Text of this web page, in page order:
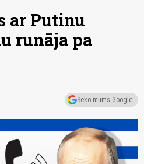
ar Putinu
runāja pa
Seko mums Google